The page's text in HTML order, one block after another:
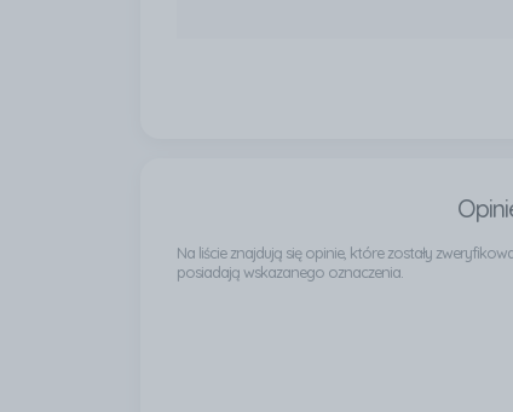
Na liście znajdują się opinie, które zostały
posiadają wskazanego oznaczenia.